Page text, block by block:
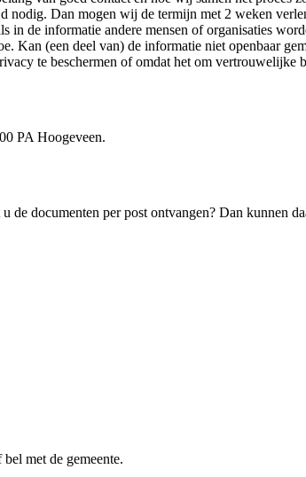
nodig. Dan mogen wij de termijn met 2 weken
de informatie andere mensen of organisaties
Kan (een deel van) de informatie niet openbaar
te beschermen of omdat het om vertrouwelijke
PA Hoogeveen.
documenten per post ontvangen? Dan kunnen
met de gemeente.